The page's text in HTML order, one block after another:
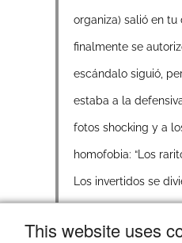
This website uses
organiza) salió en tu
finalmente se
escándalo siguió,
estaba a la
fotos shocking y a
homofobia: “Los
Los invertidos se
ganado y